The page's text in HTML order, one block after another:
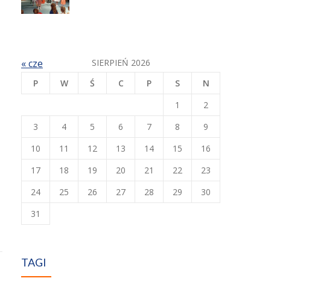
SIERPIEŃ 2026
P
W Ś C P S
N
1
2
3
4 5 6 7 8
9
10
11 12 13 14 15
16
17
18 19 20 21 22
23
24
25 26 27 28 29
30
31
« cze
TAGI